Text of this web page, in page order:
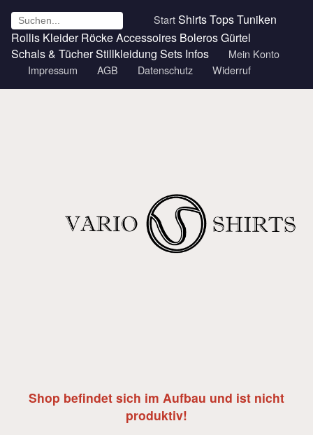
StartShirtsTopsTuniken
Rollis Kleider RöckeAccessoires BolerosGürtel
Schals & TücherStillkleidung Sets Infos
Mein Konto
Impressum
AGB Datenschutz Widerruf
Shop befindet sich im Aufbau und ist nicht
produktiv!